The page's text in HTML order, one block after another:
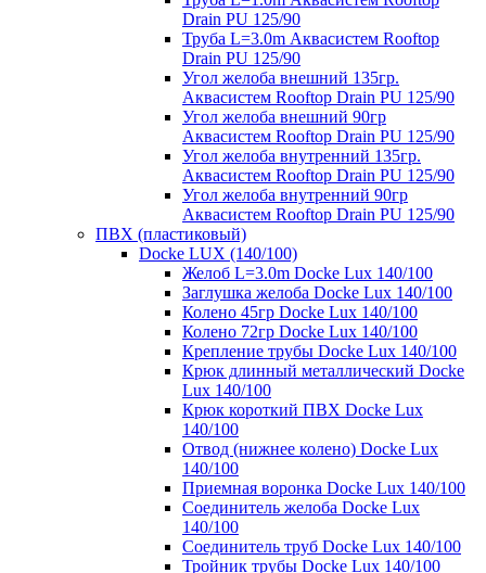
Drain PU 125/90
Труба L=3.0m Аквасистем Rooftop
Drain PU 125/90
Угол желоба внешний 135гр.
Аквасистем Rooftop Drain PU 125/90
Угол желоба внешний 90гр
Аквасистем Rooftop Drain PU 125/90
Угол желоба внутренний 135гр.
Аквасистем Rooftop Drain PU 125/90
Угол желоба внутренний 90гр
Аквасистем Rooftop Drain PU 125/90
ПВХ (пластиковый)
Docke LUX (140/100)
Желоб L=3.0m Docke Lux 140/100
Заглушка желоба Docke Lux 140/100
Колено 45гр Docke Lux 140/100
Колено 72гр Docke Lux 140/100
Крепление трубы Docke Lux 140/100
Крюк длинный металлический Docke
Lux 140/100
Крюк короткий ПВХ Docke Lux
140/100
Отвод (нижнее колено) Docke Lux
140/100
Приемная воронка Docke Lux 140/100
Соединитель желоба Docke Lux
140/100
Соединитель труб Docke Lux 140/100
Тройник трубы Docke Lux 140/100